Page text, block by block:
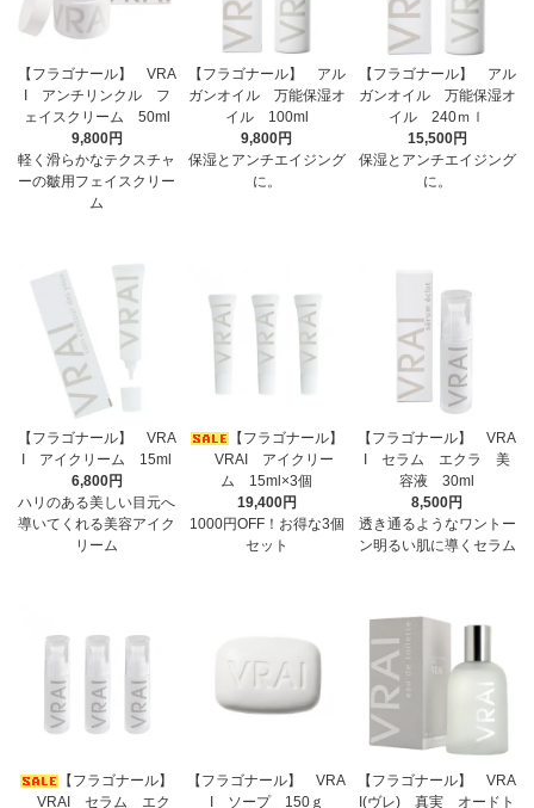
【フラゴナール】 VRA
I アンチリンクル フ
ェイスクリーム 50ml
9,800円
軽く滑らかなテクスチャ
ーの皺用フェイスクリー
ム
【フラゴナール】 アル
ガンオイル 万能保湿オ
イル 100ml
9,800円
保湿とアンチエイジング
に。
【フラゴナール】 アル
ガンオイル 万能保湿オ
イル 240ｍｌ
15,500円
保湿とアンチエイジング
に。
【フラゴナール】 VRA
I アイクリーム 15ml
6,800円
ハリのある美しい目元へ
導いてくれる美容アイク
リーム
【フラゴナール】
VRAI アイクリー
ム 15ml×3個
19,400円
1000円OFF！お得な3個
セット
【フラゴナール】 VRA
I セラム エクラ 美
容液 30ml
8,500円
透き通るようなワントー
ン明るい肌に導くセラム
【フラゴナール】
VRAI セラム エク
【フラゴナール】 VRA
I ソープ 150ｇ
【フラゴナール】 VRA
I(ヴレ) 真実 オードト